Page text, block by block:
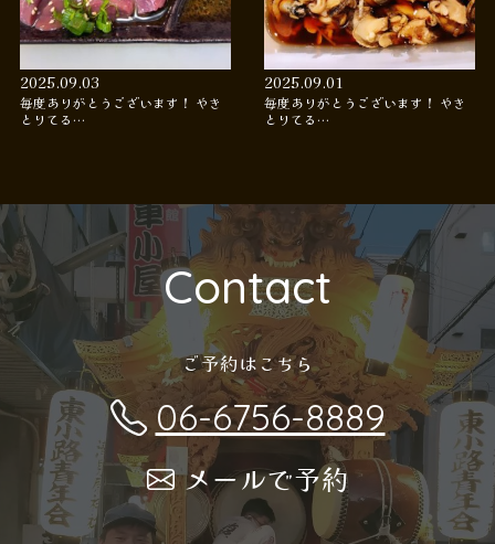
2025.09.03
毎度ありがとうございます！ やき
とりてる…
2025.09.01
毎度ありがとうございます！ やき
とりてる…
Contact
ご予約はこちら
06-6756-8889
メールで予約